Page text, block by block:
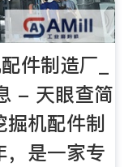
件制造厂_
- 天眼查简
掘机配件制
，是一家专